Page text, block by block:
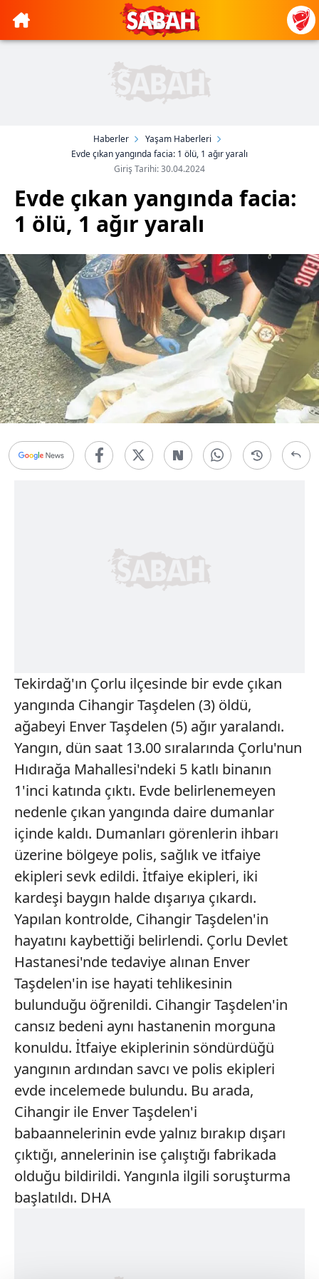
Haberler
Yaşam Haberleri
Evde çıkan yangında facia: 1 ölü, 1 ağır yaralı
Giriş Tarihi: 30.04.2024
Evde çıkan yangında facia:
1 ölü, 1 ağır yaralı
Tekirdağ'ın Çorlu ilçesinde bir evde çıkan
yangında Cihangir Taşdelen (3) öldü,
ağabeyi Enver Taşdelen (5) ağır yaralandı.
Yangın, dün saat 13.00 sıralarında Çorlu'nun
Hıdırağa Mahallesi'ndeki 5 katlı binanın
1'inci katında çıktı. Evde belirlenemeyen
nedenle çıkan yangında daire dumanlar
içinde kaldı. Dumanları görenlerin ihbarı
üzerine bölgeye polis, sağlık ve itfaiye
ekipleri sevk edildi. İtfaiye ekipleri, iki
kardeşi baygın halde dışarıya çıkardı.
Yapılan kontrolde, Cihangir Taşdelen'in
hayatını kaybettiği belirlendi. Çorlu Devlet
Hastanesi'nde tedaviye alınan Enver
Taşdelen'in ise hayati tehlikesinin
bulunduğu öğrenildi. Cihangir Taşdelen'in
cansız bedeni aynı hastanenin morguna
konuldu. İtfaiye ekiplerinin söndürdüğü
yangının ardından savcı ve polis ekipleri
evde incelemede bulundu. Bu arada,
Cihangir ile Enver Taşdelen'i
babaannelerinin evde yalnız bırakıp dışarı
çıktığı, annelerinin ise çalıştığı fabrikada
olduğu bildirildi. Yangınla ilgili soruşturma
başlatıldı. DHA